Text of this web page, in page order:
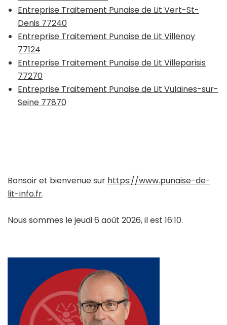
Entreprise Traitement Punaise de Lit Vert-St-
Denis 77240
Entreprise Traitement Punaise de Lit Villenoy
77124
Entreprise Traitement Punaise de Lit Villeparisis
77270
Entreprise Traitement Punaise de Lit Vulaines-sur-
Seine 77870
Bonsoir et bienvenue sur https://www.punaise-de-
lit-info.fr.
Nous sommes le jeudi 6 août 2026, il est 16:10.